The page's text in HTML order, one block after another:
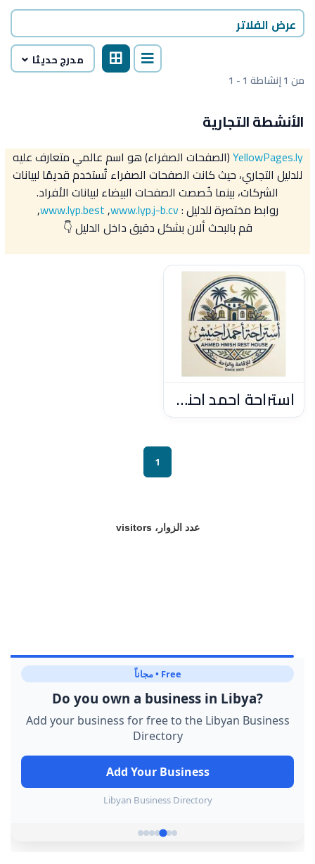
1 - 1 من 1 إنشاطة
عرض الفلاتر
مدرج حديثا
الأنشطة التجارية
YellowPages.ly(الصفحات الصفراء) هو اسم عالمي متعارف عليه
للدليل التجاري، حيث كانت الصفحات الصفراء تُستخدم قديمًا لبيانات
الشركات، بينما خُصصت الصفحات البيضاء لبيانات الأفراد.
روابط مختصرة للدليل :
www.lyp.best,www.lyp.j-b.cv
,
قم بالبحث ألان بشكل دقيق داخل الدليل 👇
أستراحة أحمد احنيش
1
عدد الزوار، visitors